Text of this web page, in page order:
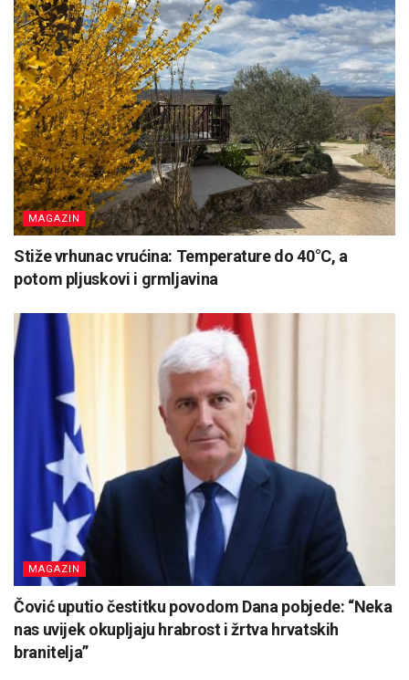
MAGAZIN
Stiže vrhunac vrućina: Temperature do 40°C, a
potom pljuskovi i grmljavina
MAGAZIN
Čović uputio čestitku povodom Dana pobjede: “Neka
nas uvijek okupljaju hrabrost i žrtva hrvatskih
branitelja”